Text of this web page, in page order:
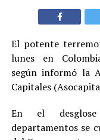
El potente
lunes en
según informó la
Capitales
En el
departamentos se